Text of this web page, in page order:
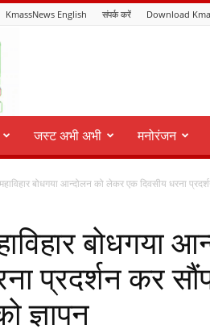
KmassNews English संपर्क करें Download
जस्ट अभी अभी मनोरंजन
महाविहार बोधगया आन्दोलन को लेकर एक दिवसीय धरना
प्रदर्शन कर
ज्ञापन